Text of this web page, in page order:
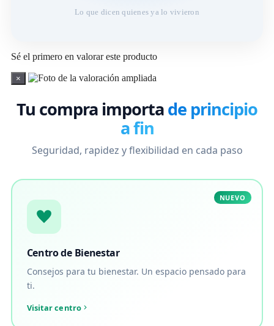
Lo que dicen quienes ya lo vivieron
Sé el primero en valorar este producto
×
Tu compra importade principio
a fin
Seguridad, rapidez y flexibilidad en cada paso
NUEVO
Centro de Bienestar
Consejos para tu bienestar. Un espacio pensado para
ti.
Visitar centro